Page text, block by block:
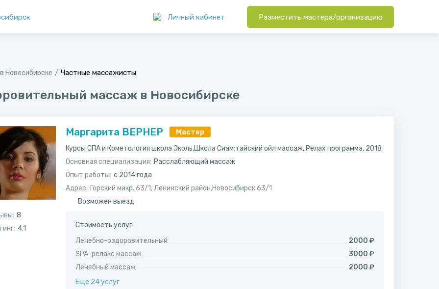
Личный кабинет Разместить мастера/организацию
Новосибирске Частные массажисты
массаж в Новосибирске
8
4.1
Маргарита ВЕРНЕР Мастер
Курсы СПА и Кометология школа Эколь,Школа Сиам:тайский ойл массаж, Релах программа, 2018
Основная специализация: Расслабляющий массаж
Опыт работы: с 2014 года
Адрес: Горский микр. 63/1, Ленинский район,Новосибирск 63/1
Возможен выезд
Стоимость услуг:
Лечебно-оздоровительный
2000 ₽
SPA-релакс массаж
3000 ₽
Лечебный массаж
2000 ₽
Ещё 24 услуг